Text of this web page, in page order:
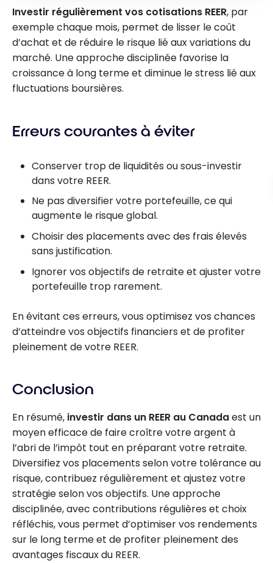
Investir régulièrement vos cotisations REER, par
exemple chaque mois, permet de lisser le coût
d’achat et de réduire le risque lié aux variations du
marché. Une approche disciplinée favorise la
croissance à long terme et diminue le stress lié aux
fluctuations boursières.
Erreurs courantes à éviter
Conserver trop de liquidités ou sous-investir
dans votre REER.
Ne pas diversifier votre portefeuille, ce qui
augmente le risque global.
Choisir des placements avec des frais élevés
sans justification.
Ignorer vos objectifs de retraite et ajuster votre
portefeuille trop rarement.
En évitant ces erreurs, vous optimisez vos chances
d’atteindre vos objectifs financiers et de profiter
pleinement de votre REER.
Conclusion
En résumé, investir dans un REER au Canadaest un
moyen efficace de faire croître votre argent à
l’abri de l’impôt tout en préparant votre retraite.
Diversifiez vos placements selon votre tolérance au
risque, contribuez régulièrement et ajustez votre
stratégie selon vos objectifs. Une approche
disciplinée, avec contributions régulières et choix
réfléchis, vous permet d’optimiser vos rendements
sur le long terme et de profiter pleinement des
avantages fiscaux du REER.